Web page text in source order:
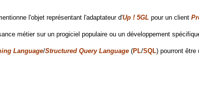
l'objet représentant l'adaptateur d'Up ! 5GL pour un client
métier sur un progiciel populaire ou un développement
Language/Structured Query Language(PL/SQL) pourront être